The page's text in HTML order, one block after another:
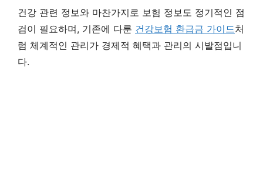
건강 관련 정보와 마찬가지로 보험 정보도 정기적인 점
검이 필요하며, 기존에 다룬 건강보험 환급금 가이드처
럼 체계적인 관리가 경제적 혜택과 관리의 시발점입니
다.